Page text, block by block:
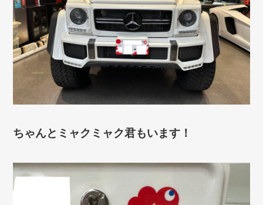
ちゃんとミャクミャク君もいます！